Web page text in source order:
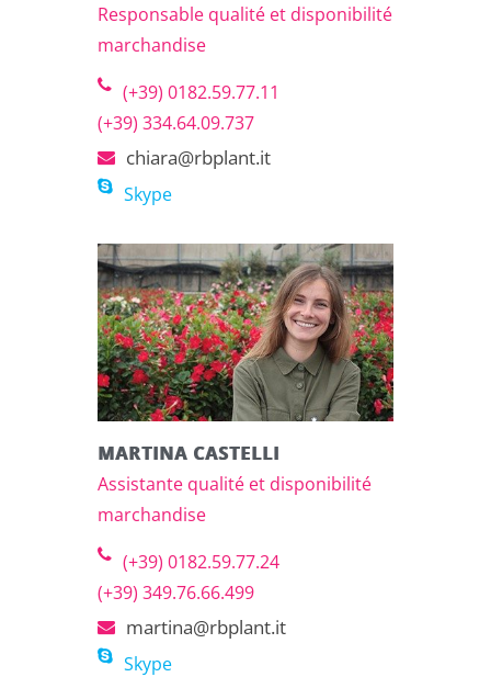
Responsable qualité et disponibilité
marchandise
(+39) 0182.59.77.11
(+39) 334.64.09.737
chiara@rbplant.it
Skype
MARTINA CASTELLI
Assistante qualité et disponibilité
marchandise
(+39) 0182.59.77.24
(+39) 349.76.66.499
martina@rbplant.it
Skype